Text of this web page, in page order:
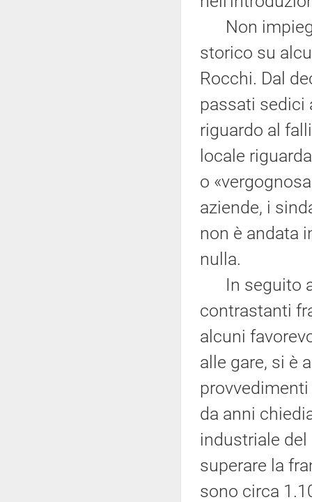
Non
storico su
Rocchi. Dal
passati sedici
riguardo al
locale
o
aziende, i
non è andata
nulla.
In seguito a
contrastanti
alcuni
alle gare, si è
da anni
industriale
superare la
sono circa